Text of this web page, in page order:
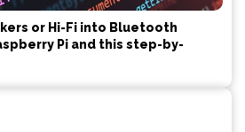
or Hi-Fi into Bluetooth
Pi and this step-by-